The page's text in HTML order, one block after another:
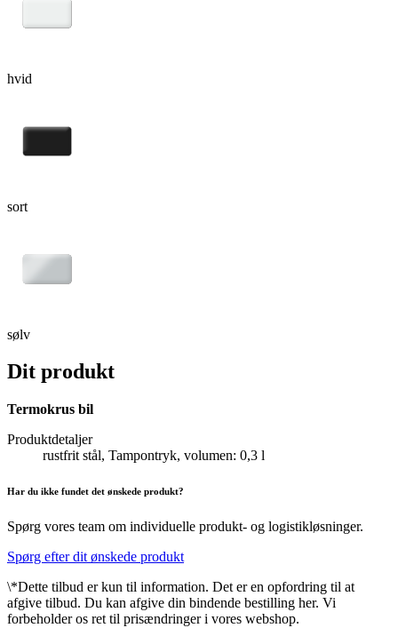
hvid
sort
sølv
Dit produkt
Termokrus bil
Produktdetaljer
rustfrit stål, Tampontryk, volumen: 0,3 l
Har du ikke fundet det ønskede produkt?
Spørg vores team om individuelle produkt- og logistikløsninger.
Spørg efter dit ønskede produkt
\*Dette tilbud er kun til information. Det er en opfordring til at
afgive tilbud. Du kan afgive din bindende bestilling her. Vi
forbeholder os ret til prisændringer i vores webshop.